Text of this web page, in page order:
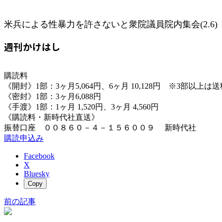
米兵による性暴力を許さないと衆院議員院内集会(2.6)
週刊かけはし
購読料
《開封》1部：3ヶ月5,064円、6ヶ月 10,128円 ※3部以上は送
《密封》1部：3ヶ月6,088円
《手渡》1部：1ヶ月 1,520円、3ヶ月 4,560円
《購読料・新時代社直送》
振替口座 ００８６０－４－１５６００９ 新時代社
購読申込み
Facebook
X
Bluesky
Copy
前の記事